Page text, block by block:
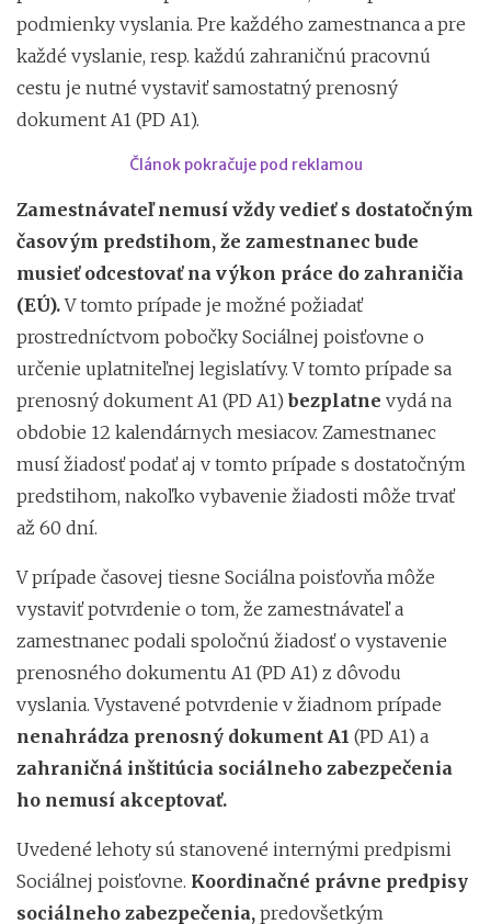
podmienky vyslania. Pre každého zamestnanca a pre
každé vyslanie, resp. každú zahraničnú pracovnú
cestu je nutné vystaviť samostatný prenosný
dokument A1 (PD A1).
Článok pokračuje pod reklamou
Zamestnávateľ nemusí vždy vedieť s dostatočným
časovým predstihom, že zamestnanec bude
musieť odcestovať na výkon práce do zahraničia
(EÚ).V tomto prípade je možné požiadať
prostredníctvom pobočky Sociálnej poisťovne o
určenie uplatniteľnej legislatívy. V tomto prípade sa
prenosný dokument A1 (PD A1)bezplatne vydá na
obdobie 12 kalendárnych mesiacov. Zamestnanec
musí žiadosť podať aj v tomto prípade s dostatočným
predstihom, nakoľko vybavenie žiadosti môže trvať
až 60 dní.
V prípade časovej tiesne Sociálna poisťovňa môže
vystaviť potvrdenie o tom, že zamestnávateľ a
zamestnanec podali spoločnú žiadosť o vystavenie
prenosného dokumentu A1 (PD A1) z dôvodu
vyslania. Vystavené potvrdenie v žiadnom prípade
nenahrádza prenosný dokument A1 (PD A1) a
zahraničná inštitúcia sociálneho zabezpečenia
ho nemusí akceptovať.
Uvedené lehoty sú stanovené internými predpismi
Sociálnej poisťovne. Koordinačné právne predpisy
sociálneho zabezpečenia, predovšetkým